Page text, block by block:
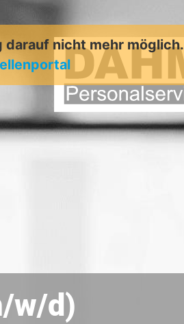
darauf nicht mehr möglich.
w/d)